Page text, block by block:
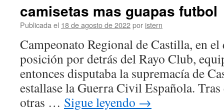
camisetas mas guapas futbol
Publicada el 18 de agosto de 2022por istern
Campeonato Regional de Castilla, en
posición por detrás del Rayo Club,
entonces disputaba la supremacía de
estallase la Guerra Civil Española.
otras … Sigue leyendo →